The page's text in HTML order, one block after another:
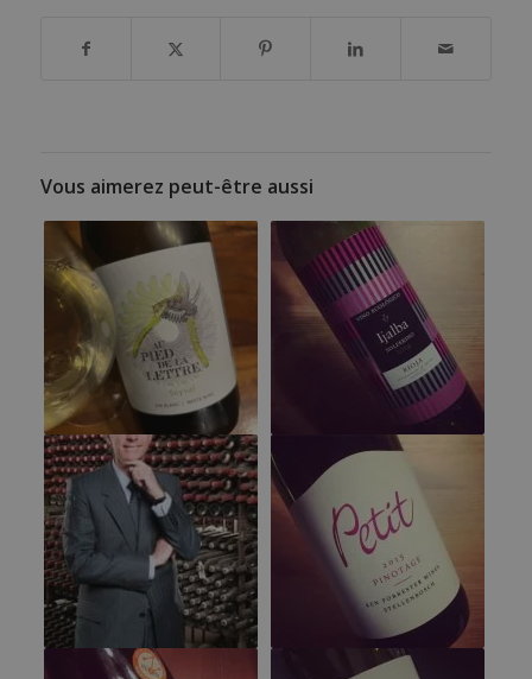
Vous aimerez peut-être aussi